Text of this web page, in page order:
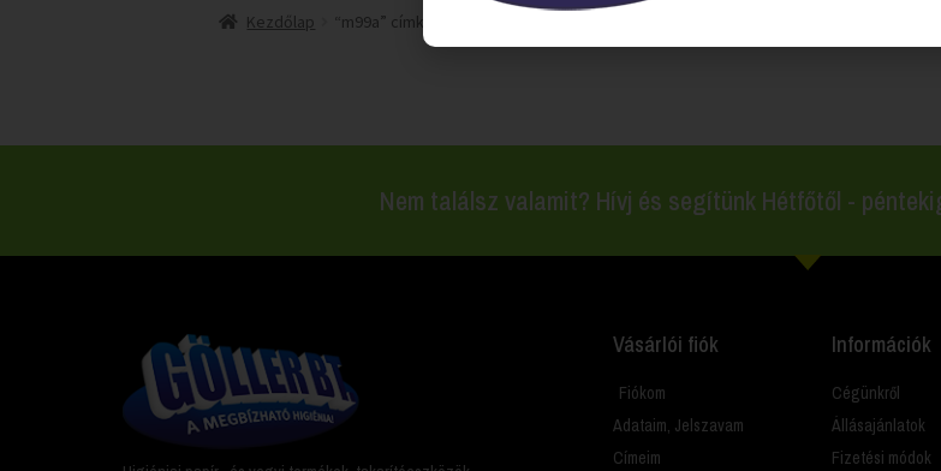
Kezdőlap “m99a” címkével rendelkező termékek
Nem találsz valamit? Hívj és segítünk Hétfőtől -
Vásárlói fiók
Fiókom
Adataim, Jelszavam
Címeim
Információk
Cégünkről
Állásajánlatok
Fizetési módok